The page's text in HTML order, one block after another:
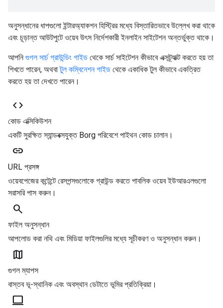
অনুসন্ধানের ধাপগুলো ইন্টারঅ্যাকশন হিস্ট্রির মধ্যে বিস্তারিতভাবে উল্লেখ করা থাকে
এবং চূড়ান্ত আউটপুটে ওয়েব উৎস নির্দেশকারী ইনলাইন সাইটেশন অন্তর্ভুক্ত থাকে।
আপনি গুগল সার্চ গ্রাউন্ডিং গাইড থেকে সার্চ সাইটেশন কীভাবে এক্সট্র্যাক্ট করতে হয় তা
শিখতে পারেন, অথবাটুল কম্বিনেশন গাইড থেকে একাধিক টুল কীভাবে একত্রিত
করতে হয় তা দেখতে পারেন।
code
কোড এক্সিকিউশন
একটি সুরক্ষিত স্যান্ডবক্সযুক্ত Borg পরিবেশে পাইথন কোড চালান।
link
URL প্রসঙ্গ
ওয়েবপেজের কন্টেন্টে রেসপন্সগুলোকে গ্রাউন্ড করতে পাবলিক ওয়েব ইউআরএলগুলো
সরাসরি পাস করুন।
search
ফাইল অনুসন্ধান
আপলোড করা নথি এবং মিডিয়া ফাইলগুলির মধ্যে সূচীকরণ ও অনুসন্ধান করুন।
map
গুগল ম্যাপস
বাস্তব ভূ-স্থানিক এবং অবস্থান ডেটাতে ভূমির প্রতিক্রিয়া।
computer